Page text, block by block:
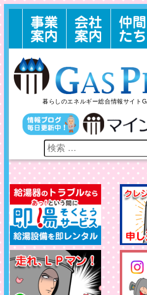
暮らしのエネルギー総合情報サイト